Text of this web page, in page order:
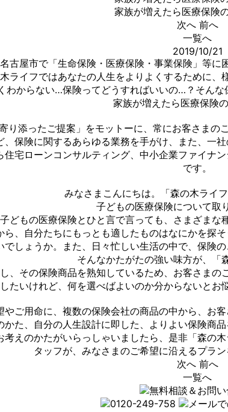
家族が増えたら医療保険
次へ 前へ
一覧へ
2019/10/21
古屋市で「生命保険・医療保険・事業保険」等に
ライフではあなたの人生をよりよくするために、
わからない…保険ってどうすればいいの…？そん
家族が増えたら医療保険
り添ったご提案」をモットーに、常にお客さま
保険に関するあらゆる業務を手がけ、また、一
宅ローンコンサルティング、中小企業ファイナ
です。
みなさまこんにちは。「森の木ライ
子どもの医療保険について取
どもの医療保険とひと言で言っても、さまざまな
、自分たちにもっとも適したものはなにかを探
しょうか。また、日々忙しい生活の中で、保険
そんなかたがたの強い味方が、「
、その保険商品を熟知しているため、お客さま
たいけれど、何を選べばよいのか分からないとお
やご用命に、複数の保険会社の商品の中から、お
た、自分の人生設計に即した、よりよい保険商
えのかたがいらっしゃいましたら、是非「森の
タッフが、みなさまのご希望に沿えるプラ
次へ 前へ
一覧へ